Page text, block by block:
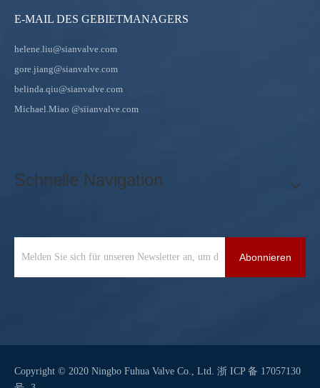
E-MAIL DES GEBIETMANAGERS
helene.liu@sianvalve.com
gore.jiang@sianvalve.com
belinda.qiu@sianvalve.com
Michael.Miao @siianvalve.com
Schnelle Navigation
Abonnieren
Copyright © 2020 Ningbo Fuhua Valve Co., Ltd. 浙 ICP 备 17057130